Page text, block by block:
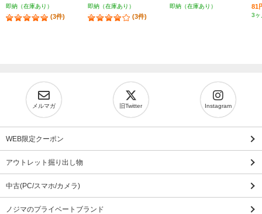
即納（在庫あり）
(3件)
即納（在庫あり）
(3件)
即納（在庫あり） 81
3ヶ
メルマガ 旧Twitter Instagram
WEB限定クーポン
アウトレット掘り出し物
中古(PC/スマホ/カメラ)
ノジマのプライベートブランド